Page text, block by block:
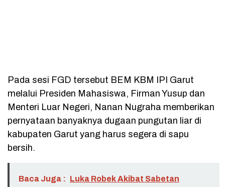
Pada sesi FGD tersebut BEM KBM IPI Garut
melalui Presiden Mahasiswa, Firman Yusup dan
Menteri Luar Negeri, Nanan Nugraha memberikan
pernyataan banyaknya dugaan pungutan liar di
kabupaten Garut yang harus segera di sapu
bersih.
Baca Juga : Luka Robek Akibat Sabetan